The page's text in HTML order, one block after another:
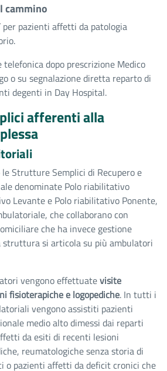
cammino
per pazienti affetti da patologia
telefonica dopo prescrizione Medico
o su segnalazione diretta reparto di
degenti in Day Hospital.
afferenti alla
Strutture Semplici di Recupero e
denominate Polo riabilitativo
Levante e Polo riabilitativo Ponente,
che collaborano con
che ha invece gestione
struttura si articola su più ambulatori
vengono effettuatevisite
fisioterapiche e logopediche. In tutti i
vengono assistiti pazienti
medio alto dimessi dai reparti
da esiti di recenti lesioni
reumatologiche senza storia di
o pazienti affetti da deficit cronici che